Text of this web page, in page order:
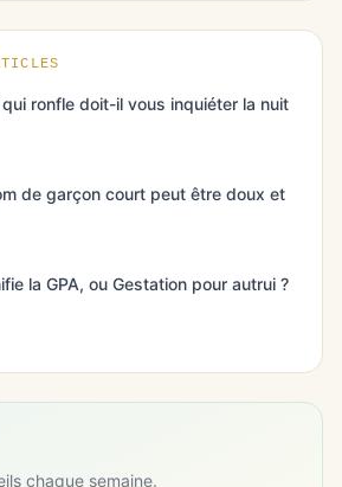
ronfle doit-il vous inquiéter la nuit
de garçon court peut être doux et
la GPA, ou Gestation pour autrui ?
chaque semaine.